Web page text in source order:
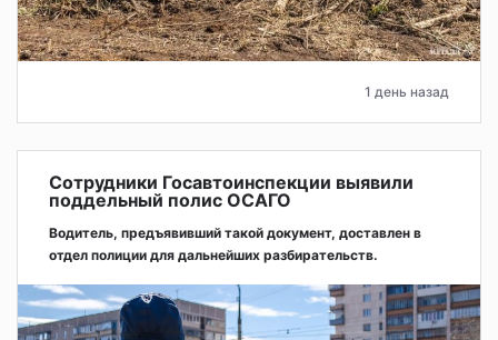
1 день назад
Сотрудники Госавтоинспекции выявили
поддельный полис ОСАГО
Водитель, предъявивший такой документ, доставлен в
отдел полиции для дальнейших разбирательств.